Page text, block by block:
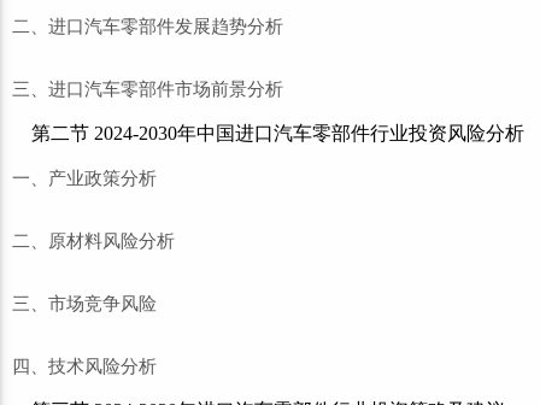
二、进口汽车零部件发展趋势分析
三、进口汽车零部件市场前景分析
第二节 2024-2030年中国进口汽车零部件行业投资风险分析
一、产业政策分析
二、原材料风险分析
三、市场竞争风险
四、技术风险分析